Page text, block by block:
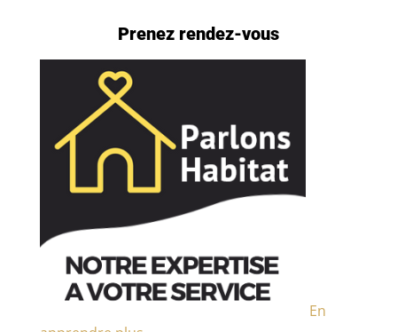
Prenez rendez-vous
En